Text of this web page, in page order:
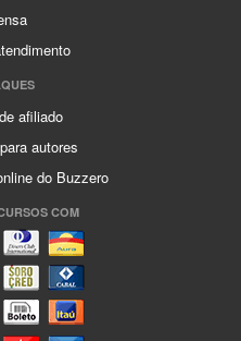
afiliado
autores
do Buzzero
COM